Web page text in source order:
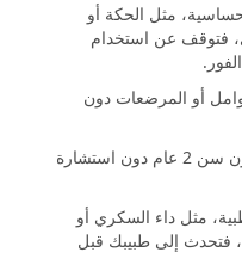
مثل الحكة أو
فتوقف عن استخدام
أو المرضعات دون
لا يُنصح باستخدامه للأطفال دون سن 2 عام دون استشارة
مثل داء السكري أو
فتحدث إلى طبيبك قبل